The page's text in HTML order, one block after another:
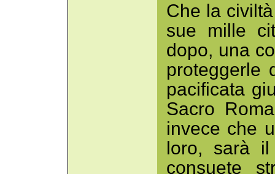
Che la
sue mille
dopo, una
proteggerle
pacificata
Sacro
invece che
loro, sarà
consuete